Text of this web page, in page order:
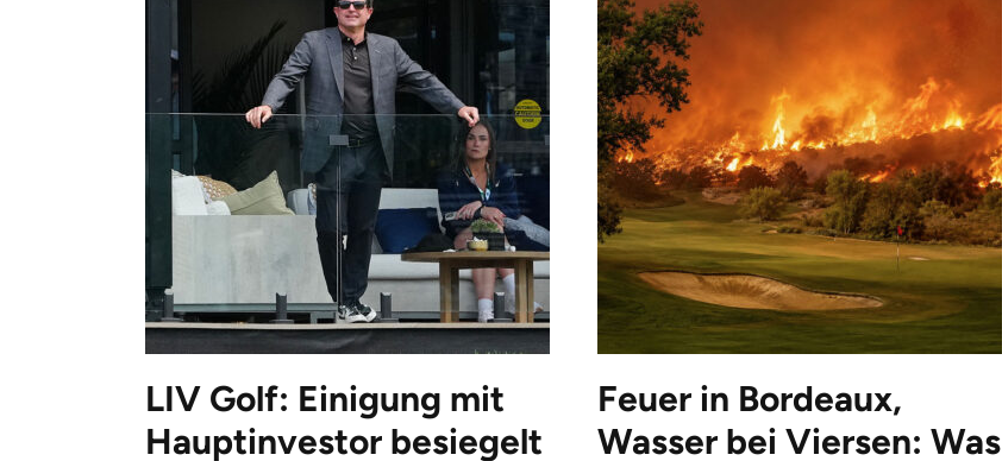
LIV Golf: Einigung mit
Hauptinvestor besiegelt
Feuer in Bordeaux,
Wasser bei Viersen: Was